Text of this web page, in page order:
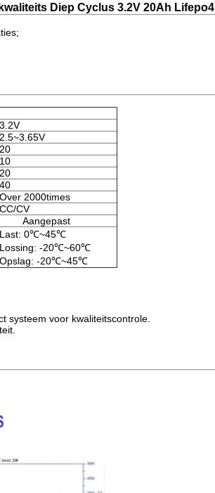
Diep Cyclus 3.2V 20Ah Lifepo4
3.2V
2.5~3.65V
20
10
20
40
Over 2000times
CC/CV
Aangepast
Last: 0℃~45℃
Lossing: -20℃~60℃
Opslag: -20℃~45℃
systeem voor kwaliteitscontrole.